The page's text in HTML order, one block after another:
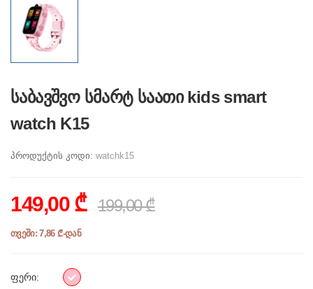
საბავშვო სმარტ საათი kids smart
watch K15
პროდუქტის კოდი: watchk15
149,00 ₾ 199,00 ₾
თვეში: 7,86 ₾-დან
ფერი: